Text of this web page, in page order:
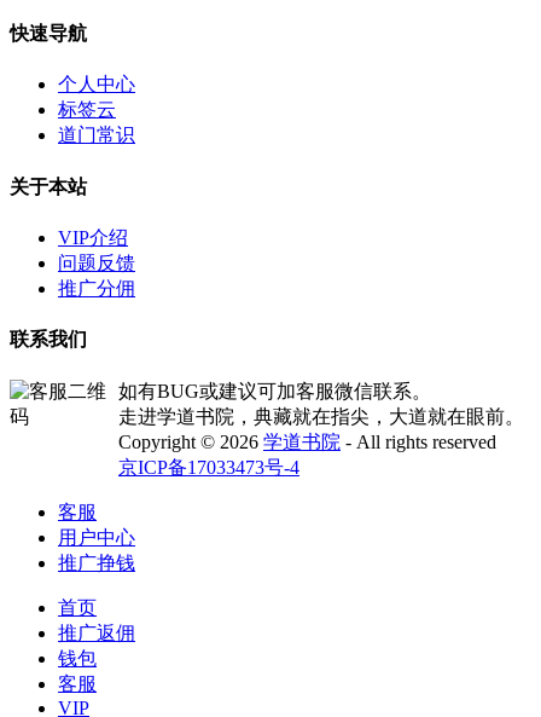
快速导航
个人中心
标签云
道门常识
关于本站
VIP介绍
问题反馈
推广分佣
联系我们
如有BUG或建议可加客服微信联系。
走进学道书院，典藏就在指尖，大道就在眼前。
Copyright © 2026 学道书院 - All rights reserved
京ICP备17033473号-4
客服
用户中心
推广挣钱
首页
推广返佣
钱包
客服
VIP